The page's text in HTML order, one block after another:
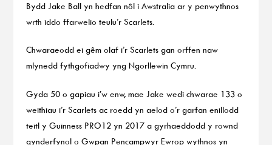
Bydd Jake Ball yn hedfan nôl i Awstralia ar y penwythnos
wrth iddo ffarwelio teulu’r Scarlets.
Chwaraeodd ei gêm olaf i’r Scarlets gan orffen naw
mlynedd fythgofiadwy yng Ngorllewin Cymru.
Gyda 50 o gapiau i’w enw, mae Jake wedi chwarae 133 o
weithiau i’r Scarlets ac roedd yn aelod o’r garfan enillodd
teitl y Guinness PRO12 yn 2017 a gyrhaeddodd y rownd
gynderfynol o Gwpan Pencampwyr Ewrop wythnos yn